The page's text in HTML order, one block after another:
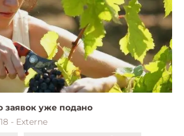
заявок уже подано
- Externe